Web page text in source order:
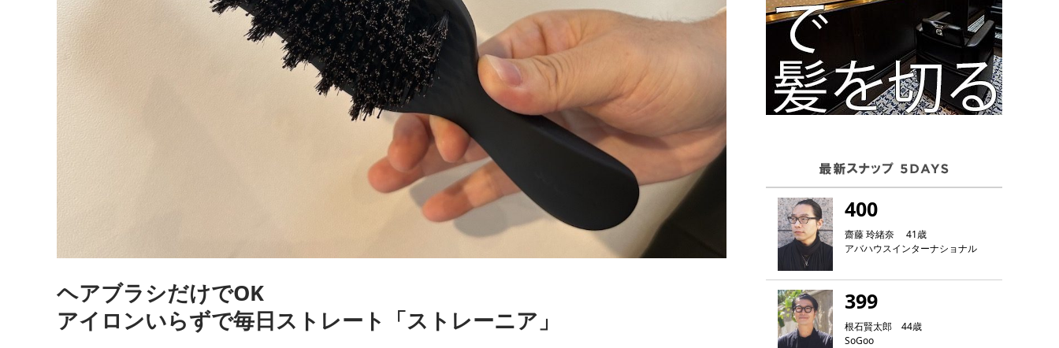
ヘアブラシだけでOK
アイロンいらずで毎日ストレート「ストレーニア」
400
齋藤 玲緒奈 41歳
アバハウスインターナショナル
399
根石賢太郎 44歳
SoGoo